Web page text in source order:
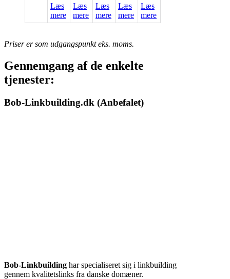
Læs
mere
Læs
mere
Læs
mere
Læs
mere
Læs
mere
Priser er som udgangspunkt eks. moms.
Gennemgang af de enkelte
tjenester:
Bob-Linkbuilding.dk (Anbefalet)
Bob-Linkbuilding har specialiseret sig i linkbuilding
gennem kvalitetslinks fra danske domæner.